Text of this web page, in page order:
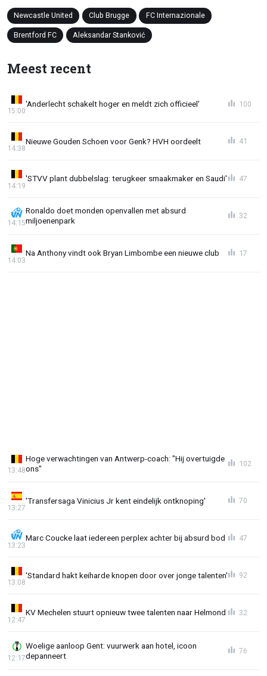
Newcastle United Club Brugge FC Internazionale
Brentford FC Aleksandar Stanković
Meest recent
'Anderlecht schakelt hoger en meldt zich officieel'
15:00
100
Nieuwe Gouden Schoen voor Genk? HVH oordeelt
14:38
41
'STVV plant dubbelslag: terugkeer smaakmaker en Saudi'
14:19
47
Ronaldo doet monden openvallen met absurd
miljoenenpark
14:15
32
Na Anthony vindt ook Bryan Limbombe een nieuwe club
14:03
17
Hoge verwachtingen van Antwerp-coach: "Hij overtuigde
ons"
13:48
102
'Transfersaga Vinicius Jr kent eindelijk ontknoping'
13:27
70
Marc Coucke laat iedereen perplex achter bij absurd bod
13:23
47
'Standard hakt keiharde knopen door over jonge talenten'
13:08
92
KV Mechelen stuurt opnieuw twee talenten naar Helmond
12:47
32
Woelige aanloop Gent: vuurwerk aan hotel, icoon
depanneert
12:17
76